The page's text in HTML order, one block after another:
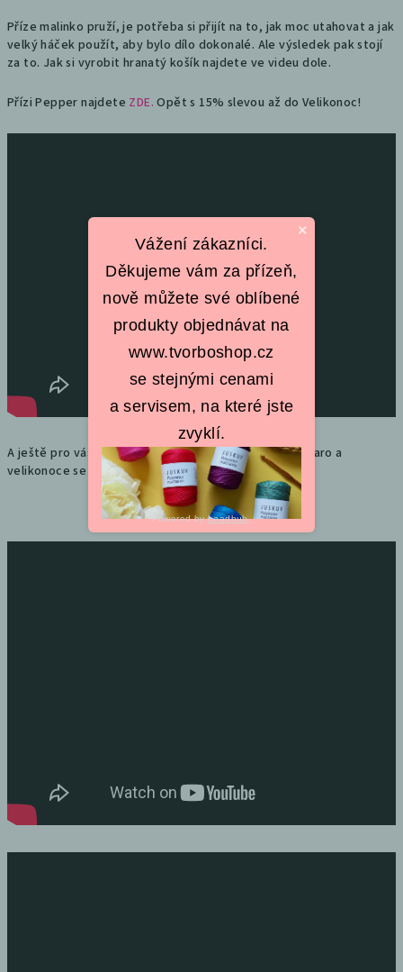
Příze malinko pruží, je potřeba si přijít na to, jak moc utahovat a jak
velký háček použít, aby bylo dílo dokonalé. Ale výsledek pak stojí
za to. Jak si vyrobit hranatý košík najdete ve videu dole.
Přízi Pepper najdete ZDE. Opět s 15% slevou až do Velikonoc!
A ještě pro vás máme trochu inspirace, co dalšího na jaro a
velikonoce se dá vykouzlit s háčkem či jehlicemi.
×
Vážení zákazníci.
Děkujeme vám za přízeň,
nově můžete své oblíbené
produkty objednávat na
www.tvorboshop.cz
se stejnými cenami
a servisem, na které jste
zvyklí.
Powered by Leadhub.